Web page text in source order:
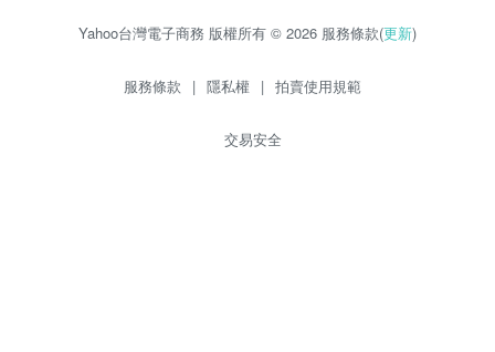
Yahoo台灣電子商務 版權所有 © 2026 服務條款(更新)
服務條款 | 隱私權 | 拍賣使用規範
交易安全